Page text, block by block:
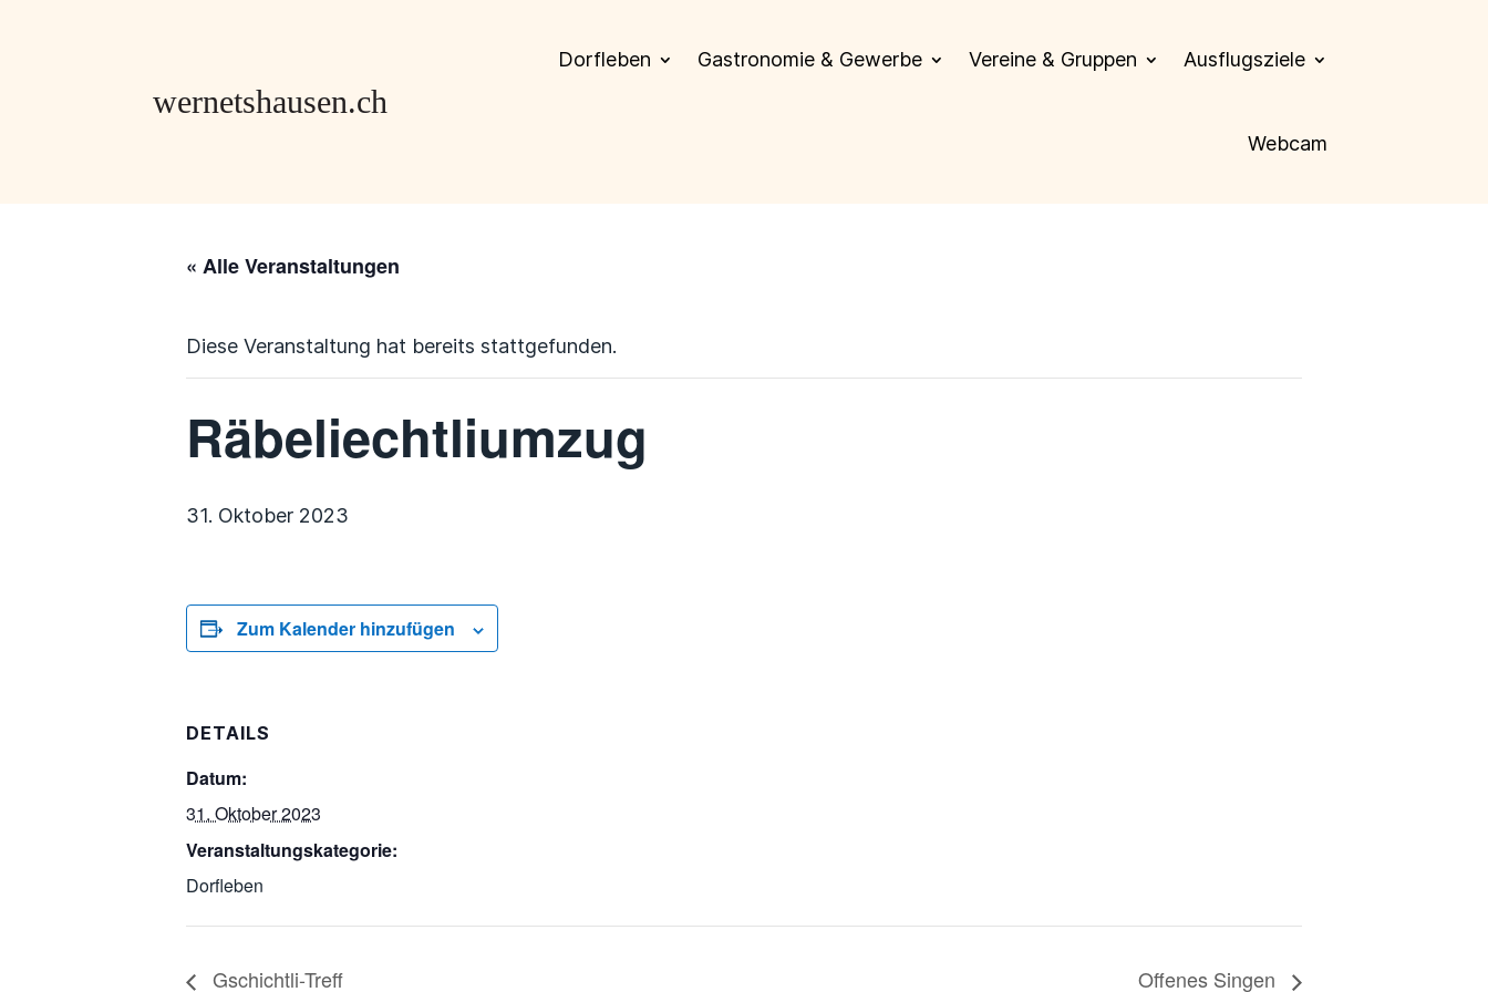
Dorfleben Gastronomie & Gewerbe Vereine & Gruppen Ausflugsziele
Webcam
« Alle Veranstaltungen
Diese Veranstaltung hat bereits stattgefunden.
Räbeliechtliumzug
31. Oktober 2023
Zum Kalender hinzufügen
DETAILS
Datum:
31. Oktober 2023
Veranstaltungskategorie:
Dorfleben
Gschichtli-Treff Offenes Singen